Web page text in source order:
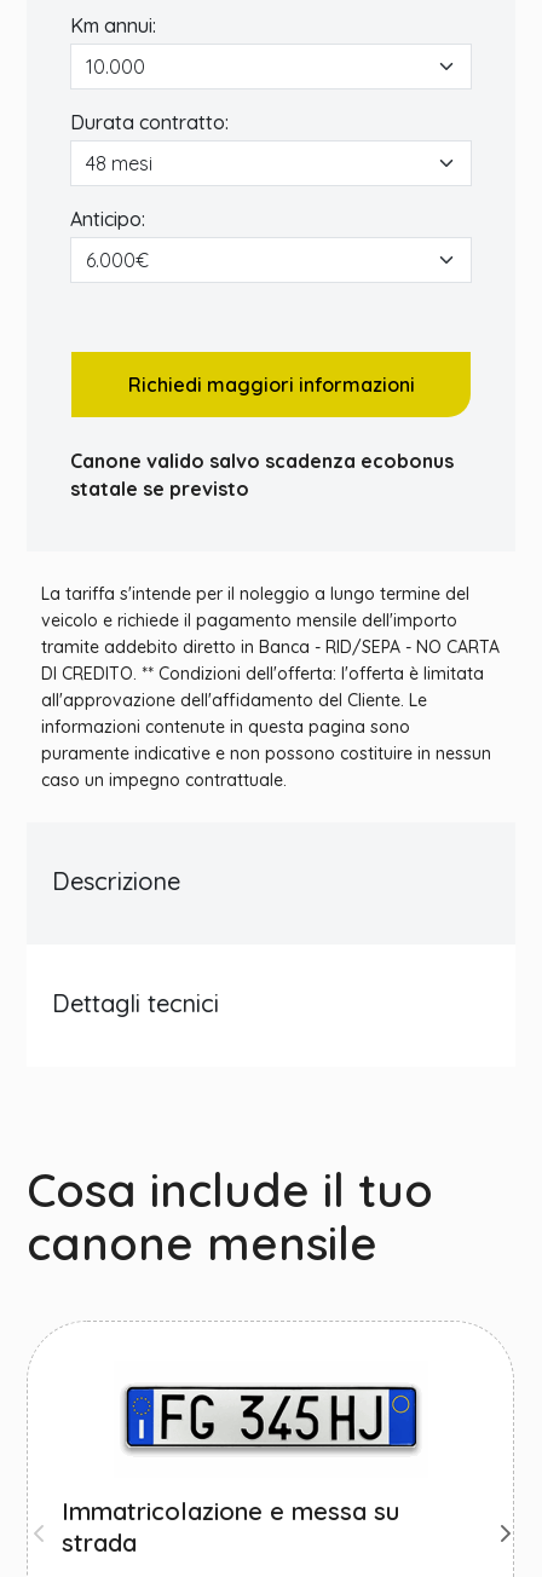
Km annui:
Durata contratto:
Anticipo:
Richiedi maggiori informazioni
Canone valido salvo scadenza ecobonus
statale se previsto
La tariffa s'intende per il noleggio a lungo termine del
veicolo e richiede il pagamento mensile dell'importo
tramite addebito diretto in Banca - RID/SEPA - NO CARTA
DI CREDITO. ** Condizioni dell'offerta: l'offerta è limitata
all'approvazione dell'affidamento del Cliente. Le
informazioni contenute in questa pagina sono
puramente indicative e non possono costituire in nessun
caso un impegno contrattuale.
Descrizione
Dettagli tecnici
Cosa include il tuo
canone mensile
Immatricolazione e messa su
strada